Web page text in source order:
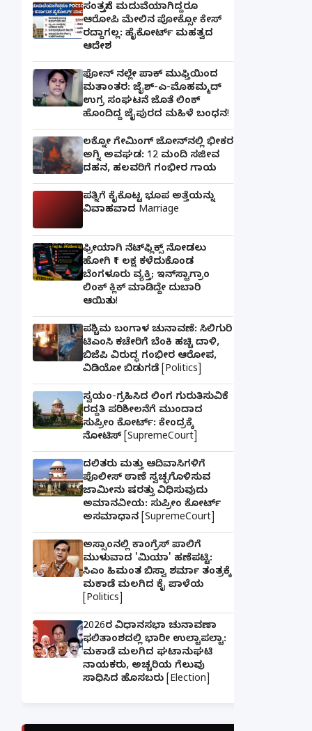
ಸಂತ್ರಸ್ತೆಗೆ ಮದುವೆಯಾಗಿದ್ದರೂ
ಆರೋಪಿ ಮೇಲಿನ ಪೋಕ್ಸೋ ಕೇಸ್
ರದ್ದಾಗಲ್ಲ: ಹೈಕೋರ್ಟ್ ಮಹತ್ವದ
ಆದೇಶ
ಫೋನ್ ನಲ್ಲೇ ಪಾಕ್ ಮುಫ್ತಿಯಿಂದ
ಮತಾಂತರ: ಜೈಶ್-ಎ-ಮೊಹಮ್ಮದ್
ಉಗ್ರ ಸಂಘಟನೆ ಜೊತೆ ಲಿಂಕ್
ಹೊಂದಿದ್ದ ಜೈಪುರದ ಮಹಿಳೆ ಬಂಧನ!
ಲಕ್ನೋ ಗೇಮಿಂಗ್ ಜೋನ್‌ನಲ್ಲಿ ಭೀಕರ
ಅಗ್ನಿ ಅವಘಡ: 12 ಮಂದಿ ಸಜೀವ
ದಹನ, ಹಲವರಿಗೆ ಗಂಭೀರ ಗಾಯ
ಪತ್ನಿಗೆ ಕೈಕೊಟ್ಟ ಭೂಪ ಅತ್ತೆಯನ್ನು
ವಿವಾಹವಾದ Marriage
ಫ್ರೀಯಾಗಿ ನೆಟ್‌ಫ್ಲಿಕ್ಸ್ ನೋಡಲು
ಹೋಗಿ ₹1 ಲಕ್ಷ ಕಳೆದುಕೊಂಡ
ಬೆಂಗಳೂರು ವ್ಯಕ್ತಿ; ಇನ್‌ಸ್ಟಾಗ್ರಾಂ
ಲಿಂಕ್ ಕ್ಲಿಕ್ ಮಾಡಿದ್ದೇ ದುಬಾರಿ
ಆಯಿತು!
ಪಶ್ಚಿಮ ಬಂಗಾಳ ಚುನಾವಣೆ: ಸಿಲಿಗುರಿ
ಟಿಎಂಸಿ ಕಚೇರಿಗೆ ಬೆಂಕಿ ಹಚ್ಚಿ ದಾಳಿ,
ಬಿಜೆಪಿ ವಿರುದ್ಧ ಗಂಭೀರ ಆರೋಪ,
ವಿಡಿಯೋ ಬಿಡುಗಡೆ [Politics]
ಸ್ವಯಂ-ಗ್ರಹಿಸಿದ ಲಿಂಗ ಗುರುತಿಸುವಿಕೆ
ರದ್ದತಿ ಪರಿಶೀಲನೆಗೆ ಮುಂದಾದ
ಸುಪ್ರೀಂ ಕೋರ್ಟ್: ಕೇಂದ್ರಕ್ಕೆ
ನೋಟಿಸ್ [SupremeCourt]
ದಲಿತರು ಮತ್ತು ಆದಿವಾಸಿಗಳಿಗೆ
ಪೊಲೀಸ್ ಠಾಣೆ ಸ್ವಚ್ಛಗೊಳಿಸುವ
ಜಾಮೀನು ಷರತ್ತು ವಿಧಿಸುವುದು
ಅಮಾನವೀಯ: ಸುಪ್ರೀಂ ಕೋರ್ಟ್
ಅಸಮಾಧಾನ [SupremeCourt]
ಅಸ್ಸಾಂನಲ್ಲಿ ಕಾಂಗ್ರೆಸ್ ಪಾಲಿಗೆ
ಮುಳುವಾದ 'ಮಿಯಾ' ಹಣೆಪಟ್ಟಿ:
ಸಿಎಂ ಹಿಮಂತ ಬಿಸ್ವಾ ಶರ್ಮಾ ತಂತ್ರಕ್ಕೆ
ಮಕಾಡೆ ಮಲಗಿದ ಕೈ ಪಾಳೆಯ
[Politics]
2026ರ ವಿಧಾನಸಭಾ ಚುನಾವಣಾ
ಫಲಿತಾಂಶದಲ್ಲಿ ಭಾರೀ ಉಲ್ಟಾಪಲ್ಟಾ:
ಮಕಾಡೆ ಮಲಗಿದ ಘಟಾನುಘಟಿ
ನಾಯಕರು, ಅಚ್ಚರಿಯ ಗೆಲುವು
ಸಾಧಿಸಿದ ಹೊಸಬರು [Election]